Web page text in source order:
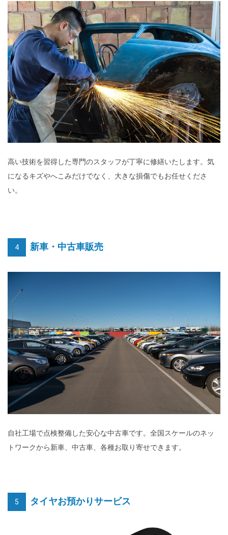
高い技術を習得した専門のスタッフが丁寧に修繕いたします。気
になるキズやへこみだけでなく、大きな損傷でもお任せくださ
い。
4 新車・中古車販売
自社工場で点検整備した安心な中古車です。全国スケールのネッ
トワークから新車、中古車、各種お取り寄せできます。
5 タイヤお預かりサービス